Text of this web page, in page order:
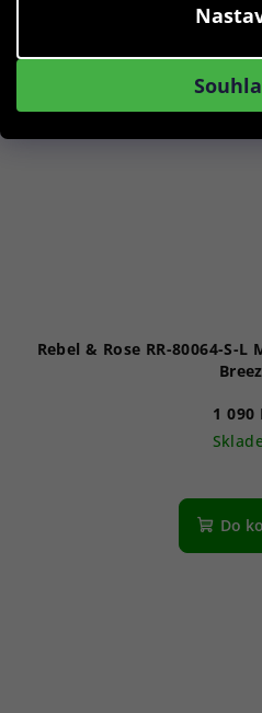
Rebel & Rose RR-80064-S-
1 090
Do